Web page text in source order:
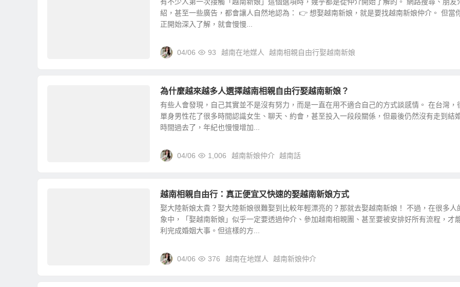
紹，甚至一些廣告，都會讓人自然地認為： 👉 想娶越南新娘，就是要找越南新娘仲介。 但當
正開始深入了解，就會慢慢...
04/06 93 越南在地媒人 越南相親自由行娶越南新娘
為什麼越來越多人選擇越南相親自由行娶越南新娘？
有些人會發現，自己其實並不是沒有努力，而是一直在用不適合自己的方式談感情。 在台灣，
單身男性花了很多時間認識女生、聊天、約會，甚至投入一段段關係，但最後仍然沒有走到結
時間過去了，年紀也慢慢增加...
04/06 1,006 越南新娘仲介 越南話
越南相親自由行：真正便宜又快速的娶越南新娘方式
娶大陸新娘太貴？娶大陸新娘很難娶到比較年輕漂亮的？那就去娶越南新娘！ 不過，在很多人
象中，「娶越南新娘」似乎一定要透過仲介、參加越南相親團、甚至要被安排好所有流程，才
利完成婚姻大事。但這樣的方...
04/06 376 越南在地媒人 越南新娘仲介